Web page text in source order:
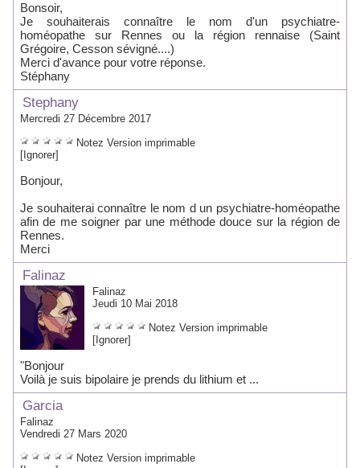
Bonsoir,
Je souhaiterais connaître le nom d'un psychiatre-
homéopathe sur Rennes ou la région rennaise (Saint
Grégoire, Cesson sévigné....)
Merci d'avance pour votre réponse.
Stéphany
Stephany
Mercredi 27 Décembre 2017
Notez Version imprimable
[Ignorer]
Bonjour,
Je souhaiterai connaître le nom d un psychiatre-homéopathe
afin de me soigner par une méthode douce sur la région de
Rennes.
Merci
Falinaz
Falinaz
Jeudi 10 Mai 2018
Notez Version imprimable
[Ignorer]
"Bonjour
Voilà je suis bipolaire je prends du lithium et ...
Garcia
Falinaz
Vendredi 27 Mars 2020
Notez Version imprimable